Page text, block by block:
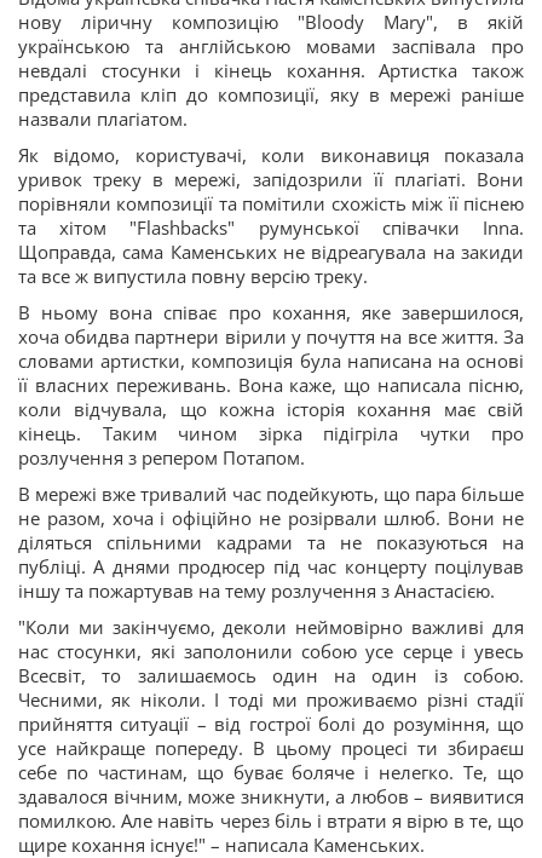
нову ліричну композицію "Bloody Mary", в якій
українською та англійською мовами заспівала про
невдалі стосунки і кінець кохання. Артистка також
представила кліп до композиції, яку в мережі раніше
назвали плагіатом.
Як відомо, користувачі, коли виконавиця показала
уривок треку в мережі, запідозрили її плагіаті. Вони
порівняли композиції та помітили схожість між її піснею
та хітом "Flashbacks" румунської співачки Inna.
Щоправда, сама Каменських не відреагувала на закиди
та все ж випустила повну версію треку.
В ньому вона співає про кохання, яке завершилося,
хоча обидва партнери вірили у почуття на все життя. За
словами артистки, композиція була написана на основі
її власних переживань. Вона каже, що написала пісню,
коли відчувала, що кожна історія кохання має свій
кінець. Таким чином зірка підігріла чутки про
розлучення з репером Потапом.
В мережі вже тривалий час подейкують, що пара більше
не разом, хоча і офіційно не розірвали шлюб. Вони не
діляться спільними кадрами та не показуються на
публіці. А днями продюсер під час концерту поцілував
іншу та пожартував на тему розлучення з Анастасією.
"Коли ми закінчуємо, деколи неймовірно важливі для
нас стосунки, які заполонили собою усе серце і увесь
Всесвіт, то залишаємось один на один із собою.
Чесними, як ніколи. І тоді ми проживаємо різні стадії
прийняття ситуації – від гострої болі до розуміння, що
усе найкраще попереду. В цьому процесі ти збираєш
себе по частинам, що буває боляче і нелегко. Те, що
здавалося вічним, може зникнути, а любов – виявитися
помилкою. Але навіть через біль і втрати я вірю в те, що
щире кохання існує!" – написала Каменських.